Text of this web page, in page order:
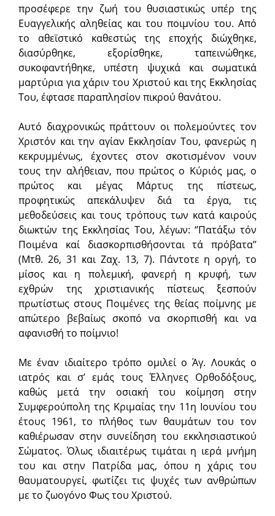
προσέφερε την ζωή του θυσιαστικώς υπέρ της
Ευαγγελικής αλη­θείας και του ποιμνίου του. Από
το αθεϊστικό καθεστώς της εποχής διώ­χθηκε,
διασύρθηκε, εξορίσθηκε, ταπεινώθηκε,
συκοφαντήθηκε, υπέστη ψυχικά και σω­ματικά
μαρτύρια για χάριν του Χριστού και της Εκκλησίας
Του, έφτασε παραπλησίον πικρού θανάτου.
Αυτό διαχρονικώς πράττουν οι πολεμούντες τον
Χριστόν και την αγίαν Εκκλησίαν Του, φανερώς η
κεκρυμμένως, έχοντες στον σκοτισμένον νουν
τους την αλήθειαν, που πρώτος ο Κύριός μας, ο
πρώτος και μέγας Μάρτυς της πίστεως,
προφητικώς απεκάλυψεν διά τα έργα, τις
μεθοδεύσεις και τους τρόπους των κατά καιρούς
διωκτών της Εκκλησίας Του, λέγων: ‘’Πατάξω τόν
Ποιμένα καί διασκορπισθήσονται τά πρόβατα’’
(Μτθ. 26, 31 και Ζαχ. 13, 7). Πάντοτε η οργή, το
μίσος και η πολεμική, φανερή η κρυφή, των
εχθρών της χριστιανικής πίστεως ξεσπούν
πρωτίστως στους Ποιμένες της θείας ποίμνης με
απώτερο βεβαίως σκοπό να σκορπισθή και να
αφανισθή το ποίμνιο!
Με έναν ιδιαίτερο τρόπο ομιλεί ο Άγ. Λουκάς ο
ιατρός και σ’ εμάς τους Έλληνες Ορθοδόξους,
καθώς μετά την οσιακή του κοίμηση στην
Συμφερούπολη της Κριμαίας την 11η Ιουνίου του
έτους 1961, το πλήθος των θαυμάτων του τον
καθιέρωσαν στην συνείδηση του εκκλησιαστικού
Σώματος. Όλως ιδιαιτέρως τιμάται η ιερά μνήμη
του και στην Πατρίδα μας, όπου η χάρις του
θαυματουργεί, φωτίζει τις ψυχές των ανθρώπων
με το ζωογόνο Φως του Χριστού.